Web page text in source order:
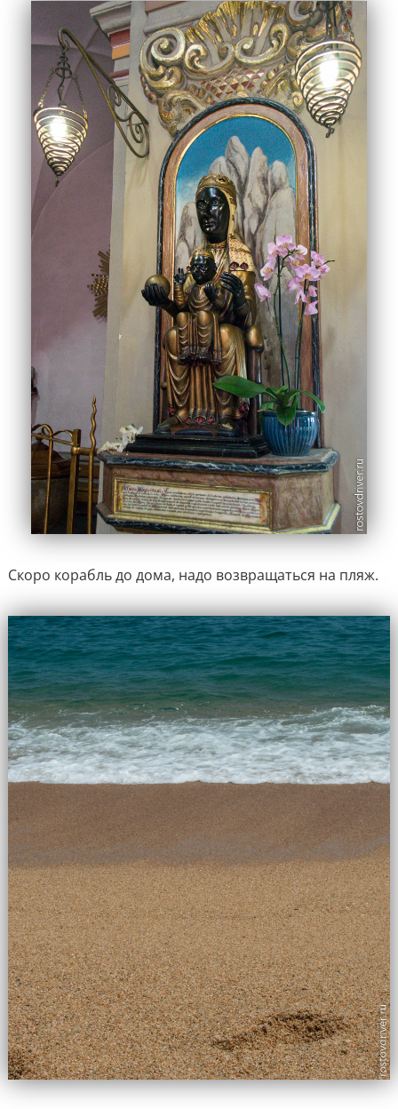
Скоро корабль до дома, надо возвращаться на пляж.